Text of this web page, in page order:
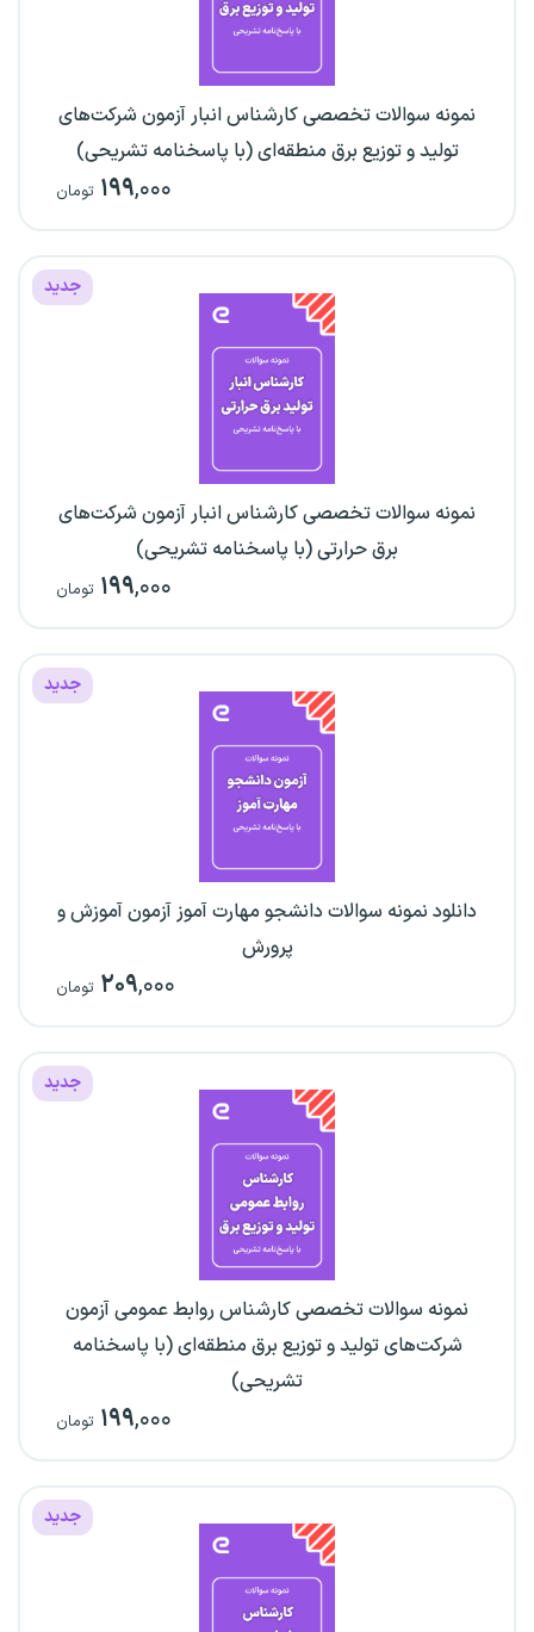
نمونه سوالات تخصصی کارشناس انبار آزمون شرکت‌های
تولید و توزیع برق منطقه‌ای (با پاسخنامه تشریحی)
۱۹۹,۰۰۰ تومان
جدید
نمونه سوالات تخصصی کارشناس انبار آزمون شرکت‌های
برق حرارتی (با پاسخنامه تشریحی)
۱۹۹,۰۰۰ تومان
جدید
دانلود نمونه سوالات دانشجو مهارت آموز آزمون آموزش و
پرورش
۲۰۹,۰۰۰ تومان
جدید
نمونه سوالات تخصصی کارشناس روابط عمومی آزمون
شرکت‌های تولید و توزیع برق منطقه‌ای (با پاسخنامه
تشریحی)
۱۹۹,۰۰۰ تومان
جدید